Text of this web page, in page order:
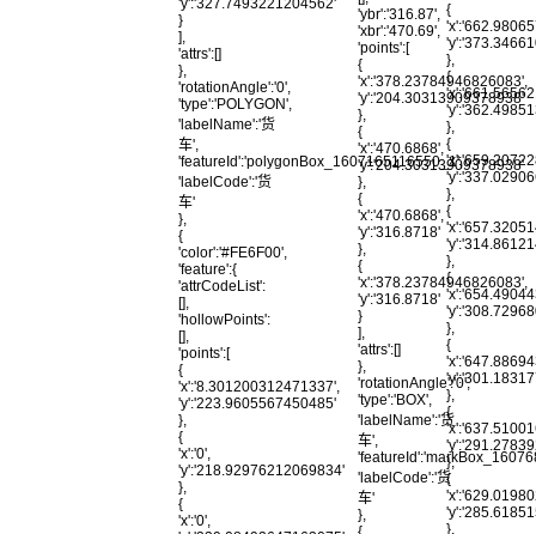
'y':'327.7493221204562'
}
],
'attrs':[]
},
'rotationAngle':'0',
'type':'POLYGON',
'labelName':'货
车',
'featureId':'polygonBox_1607165116550_1',
'labelCode':'货
车'
},
{
'color':'#FE6F00',
'feature':{
'attrCodeList':
[],
'hollowPoints':
[],
'points':[
{
'x':'8.301200312471337',
'y':'223.9605567450485'
},
{
'x':'0',
'y':'218.92976212069834'
},
{
'x':'0',
'ybr':'316.87',
'xbr':'470.69',
'points':[
{
'x':'378.23784946826083',
'y':'204.30313909378938'
},
{
'x':'470.6868',
'y':'204.30313909378938'
},
{
'x':'470.6868',
'y':'316.8718'
},
{
'x':'378.23784946826083',
'y':'316.8718'
}
],
'attrs':[]
},
'rotationAngle':'0',
'type':'BOX',
'labelName':'货
车',
'labelCode':'货
车'
},
{
},
{
},
{
},
{
},
{
},
{
},
{
},
{
},